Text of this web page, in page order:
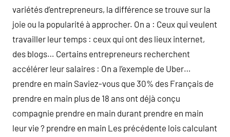
variétés d’entrepreneurs, la différence se trouve sur la
joie ou la popularité à approcher. On a : Ceux qui veulent
travailler leur temps : ceux qui ont des lieux internet,
des blogs… Certains entrepreneurs recherchent
accélérer leur salaires : On a l’exemple de Uber…
prendre en main Saviez-vous que 30% des Français de
prendre en main plus de 18 ans ont déjà conçu
compagnie prendre en main durant prendre en main
leur vie ? prendre en main Les précédente lois calculant